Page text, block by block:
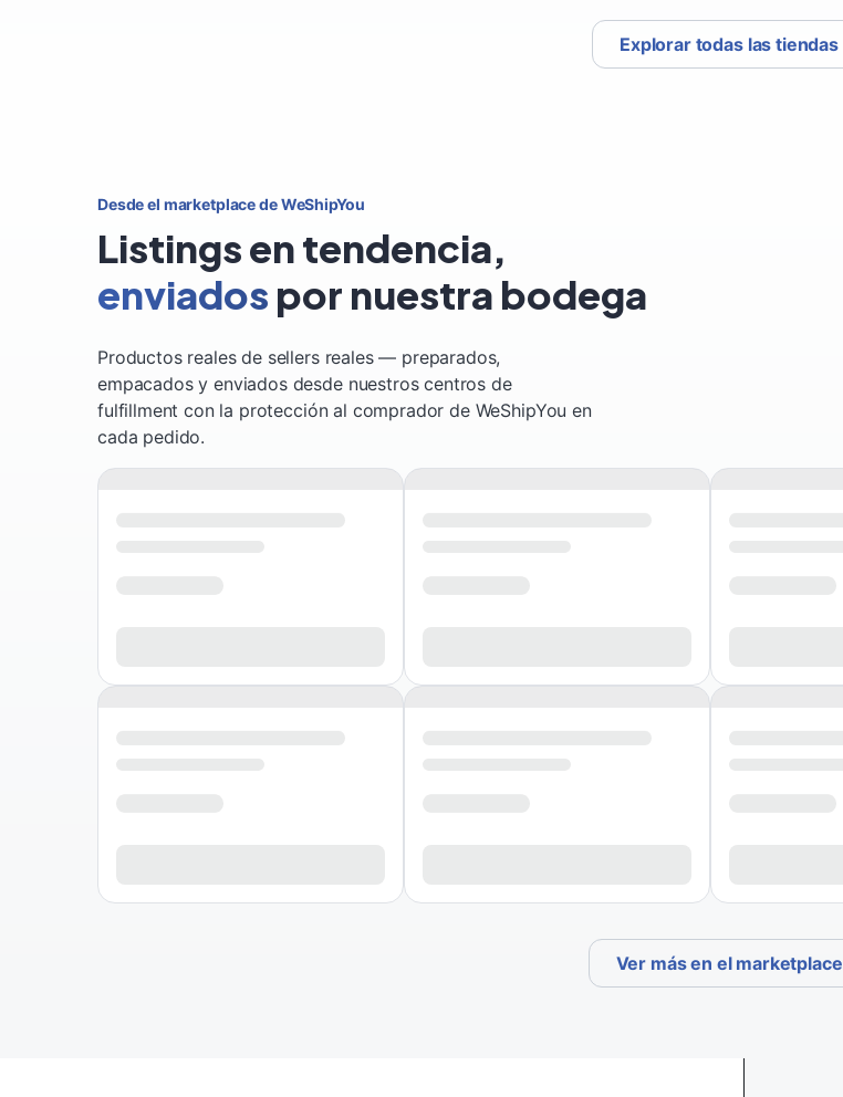
Explorar todas las tiendas
Desde el marketplace de WeShipYou
Listings en tendencia,
enviados por nuestra bodega
Productos reales de sellers reales — preparados,
empacados y enviados desde nuestros centros de
fulfillment con la protección al comprador de WeShipYou en
cada pedido.
Ver más en el marketplace